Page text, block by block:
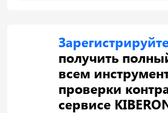
получить
всем
проверки
сервисе